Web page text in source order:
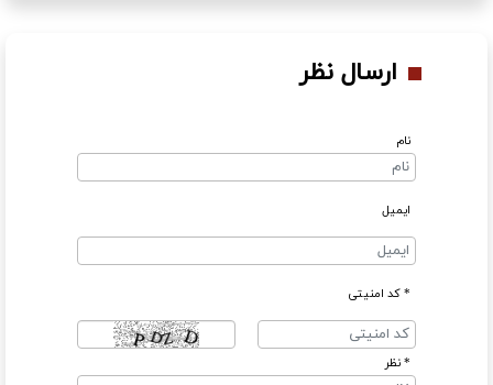
ارسال نظر
نام
ایمیل
* کد امنیتی
* نظر